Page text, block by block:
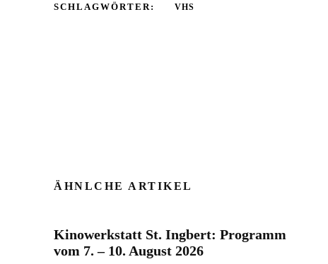
SCHLAGWÖRTER: VHS
ÄHNLCHE ARTIKEL
Kinowerkstatt St. Ingbert: Programm
vom 7. – 10. August 2026